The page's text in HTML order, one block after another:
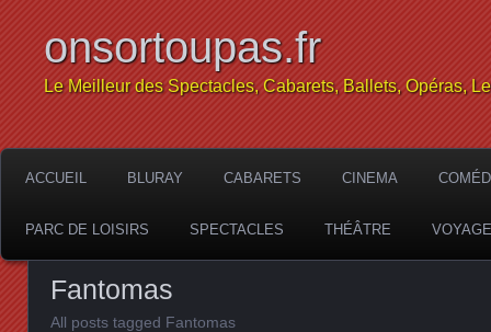
onsortoupas.fr
Le Meilleur des Spectacles, Cabarets, Ballets, Opéras,
ACCUEIL BLURAY CABARETS CINEMA
PARC DE LOISIRS SPECTACLES THÉÂTRE
Fantomas
All posts tagged Fantomas